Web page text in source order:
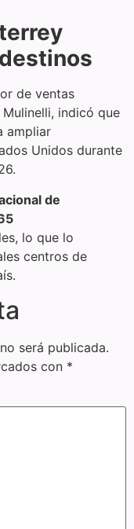
de ventas
indicó que
ampliar
Unidos durante
de
lo que lo
centros de
será publicada.
con *